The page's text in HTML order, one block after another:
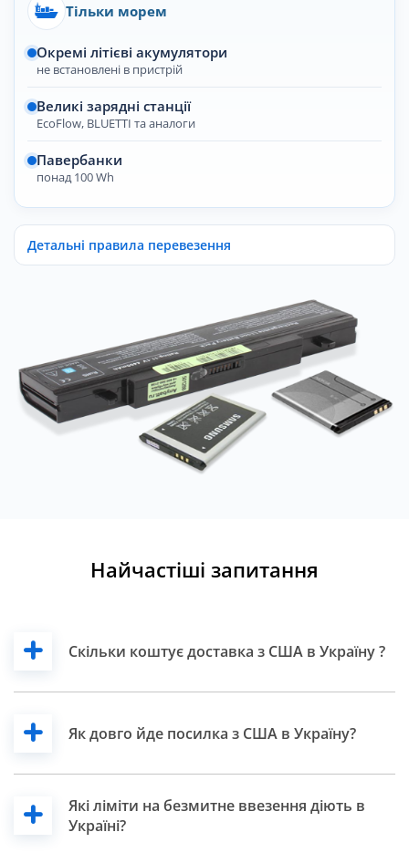
Тільки морем
Окремі літієві акумулятори
не встановлені в пристрій
Великі зарядні станції
EcoFlow, BLUETTI та аналоги
Павербанки
понад 100 Wh
Детальні правила перевезення
Найчастіші запитання
Скільки коштує доставка з США в Україну ?
Як довго йде посилка з США в Україну?
Які ліміти на безмитне ввезення діють в
Україні?